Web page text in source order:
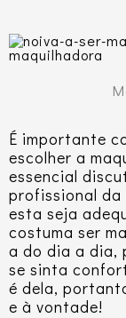
É importante
escolher a
essencial
profissional da
esta seja
costuma ser
a do dia a dia,
se sinta
é dela,
e à vontade!